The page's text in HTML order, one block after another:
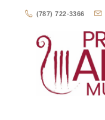
(787) 722-3366